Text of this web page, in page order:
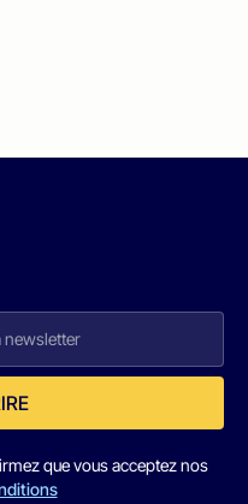
que vous acceptez nos